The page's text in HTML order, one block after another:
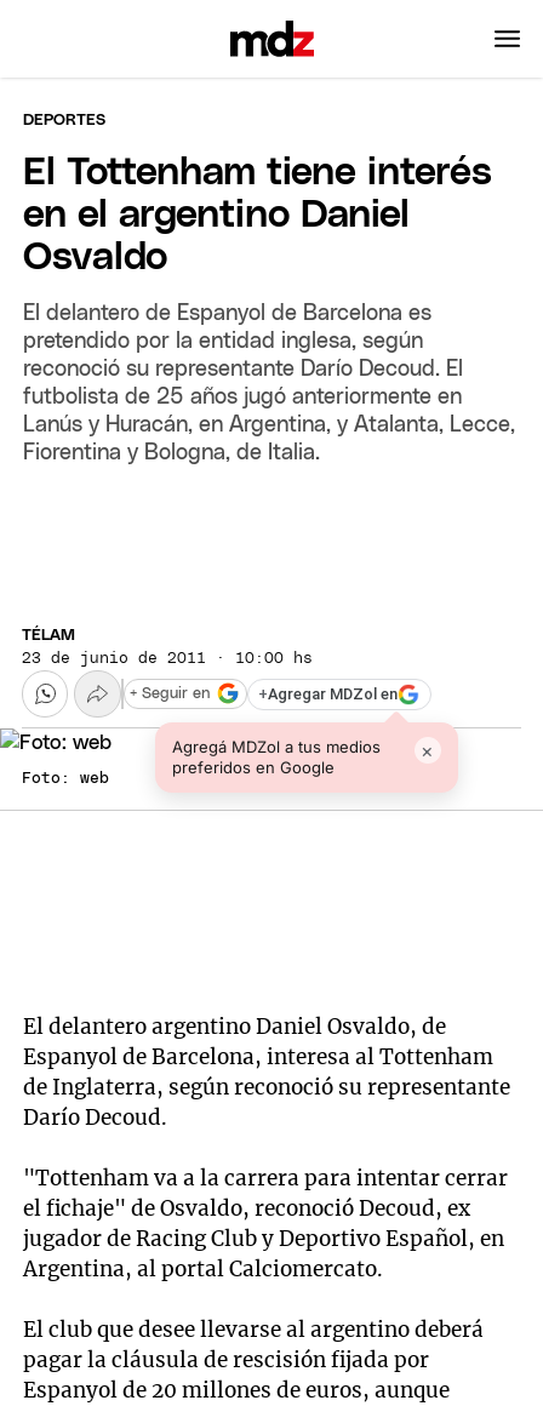
DEPORTES
El Tottenham tiene interés
en el argentino Daniel
Osvaldo
El delantero de Espanyol de Barcelona es
pretendido por la entidad inglesa, según
reconoció su representante Darío Decoud. El
futbolista de 25 años jugó anteriormente en
Lanús y Huracán, en Argentina, y Atalanta, Lecce,
Fiorentina y Bologna, de Italia.
TÉLAM
23 de junio de 2011 · 10:00 hs
+Agregar MDZol en
Agregá MDZol a tus medios
preferidos en Google
×
+ Seguir en
Foto: web
El delantero argentino Daniel Osvaldo, de
Espanyol de Barcelona, interesa al Tottenham
de Inglaterra, según reconoció su representante
Darío Decoud.
"Tottenham va a la carrera para intentar cerrar
el fichaje" de Osvaldo, reconoció Decoud, ex
jugador de Racing Club y Deportivo Español, en
Argentina, al portal Calciomercato.
El club que desee llevarse al argentino deberá
pagar la cláusula de rescisión fijada por
Espanyol de 20 millones de euros, aunque